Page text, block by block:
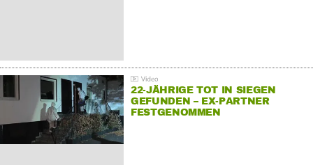
22-JÄHRIGE TOT IN SIEGEN
GEFUNDEN – EX-PARTNER
FESTGENOMMEN